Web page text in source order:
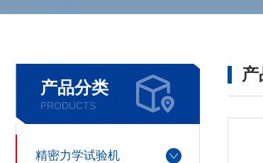
产品分类
PRODUCTS
精密力学试验机